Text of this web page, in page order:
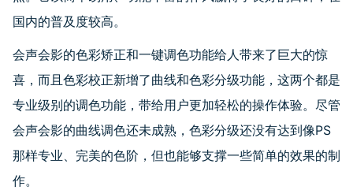
国内的普及度较高。
会声会影的色彩矫正和一键调色功能给人带来了巨大的惊
喜，而且色彩校正新增了曲线和色彩分级功能，这两个都是
专业级别的调色功能，带给用户更加轻松的操作体验。尽管
会声会影的曲线调色还未成熟，色彩分级还没有达到像PS
那样专业、完美的色阶，但也能够支撑一些简单的效果的制
作。